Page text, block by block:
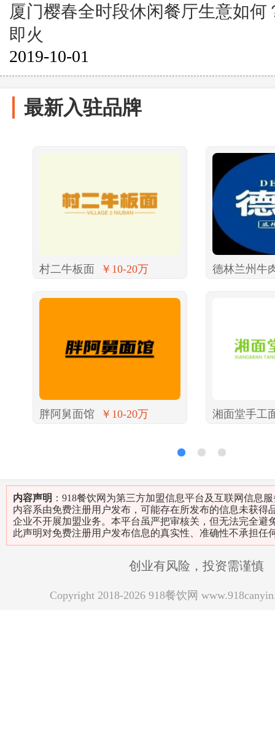
厦门樱春全时段休闲餐厅生意如何
即火
2019-10-01
最新入驻品牌
村二牛板面 ￥10-20万 德林兰州牛
胖阿舅面馆 ￥10-20万 湘面堂手工
内容声明 ：918餐饮网为第三方加盟信息平台及互联网信息
内容系由免费注册用户发布，可能存在所发布的信息未获得
企业不开展加盟业务。本平台虽严把审核关，但无法完全避
此声明对免费注册用户发布信息的真实性、准确性不承担任
创业有风险，投资需谨慎
Copyright 2018-2026 918餐饮网